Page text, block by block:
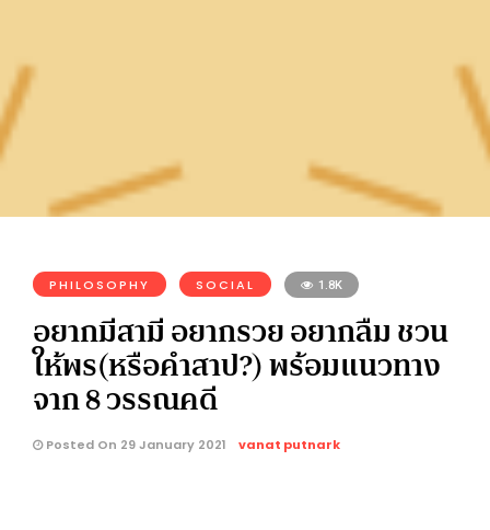
PHILOSOPHY SOCIAL 1.8K
อยากมีสามี อยากรวย อยากลืม ชวน
ให้พร(หรือคำสาป?) พร้อมแนวทาง
จาก 8 วรรณคดี
Posted On 29 January 2021 vanat putnark